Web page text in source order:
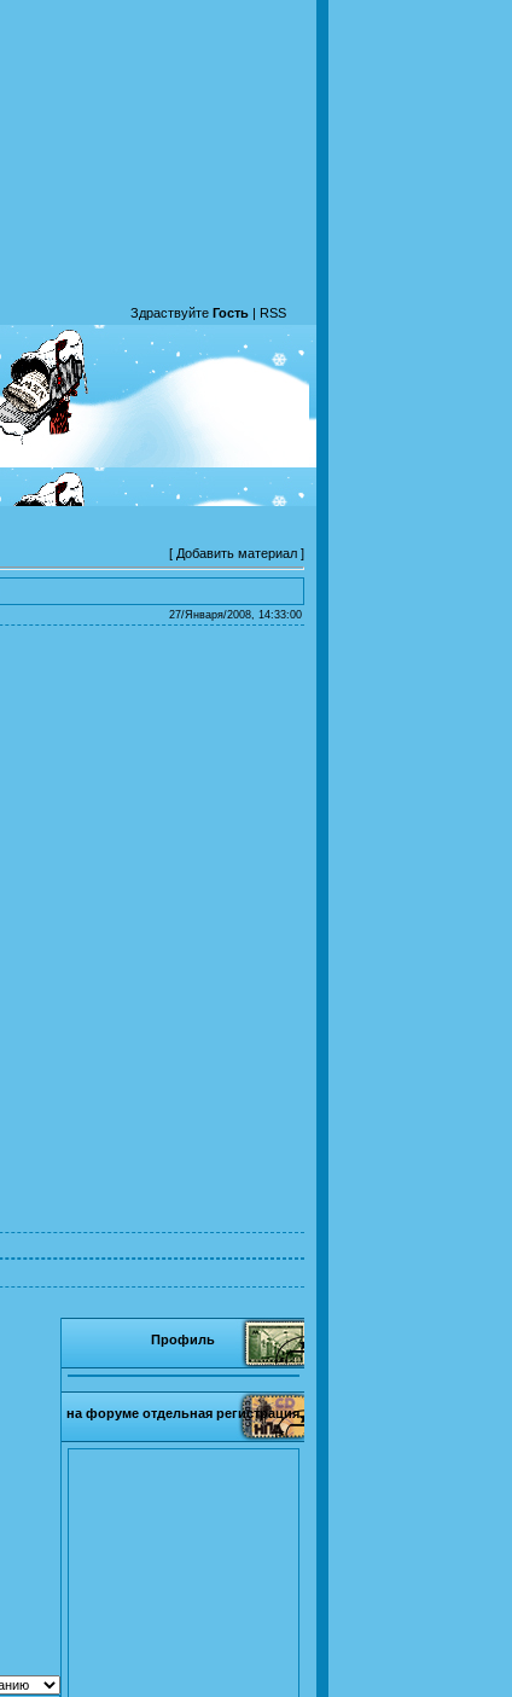
Здраствуйте Гость | RSS
[ Добавить материал ]
27/Января/2008, 14:33:00
Профиль
на форуме отдельная регистрация